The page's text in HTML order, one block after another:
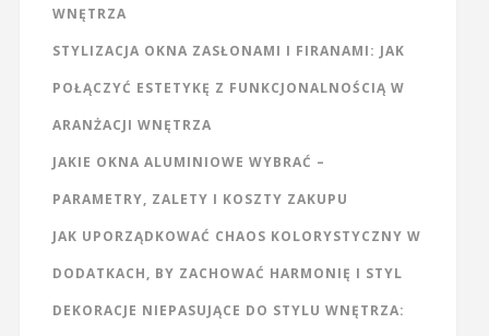
WNĘTRZA
STYLIZACJA OKNA ZASŁONAMI I FIRANAMI: JAK
POŁĄCZYĆ ESTETYKĘ Z FUNKCJONALNOŚCIĄ W
ARANŻACJI WNĘTRZA
JAKIE OKNA ALUMINIOWE WYBRAĆ –
PARAMETRY, ZALETY I KOSZTY ZAKUPU
JAK UPORZĄDKOWAĆ CHAOS KOLORYSTYCZNY W
DODATKACH, BY ZACHOWAĆ HARMONIĘ I STYL
DEKORACJE NIEPASUJĄCE DO STYLU WNĘTRZA: